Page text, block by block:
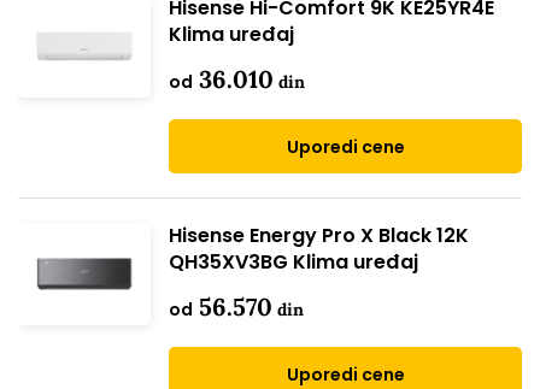
Hisense Hi-Comfort 9K KE25YR4E
Klima uređaj
od 36.010 din
Uporedi cene
Hisense Energy Pro X Black 12K
QH35XV3BG Klima uređaj
od 56.570 din
Uporedi cene